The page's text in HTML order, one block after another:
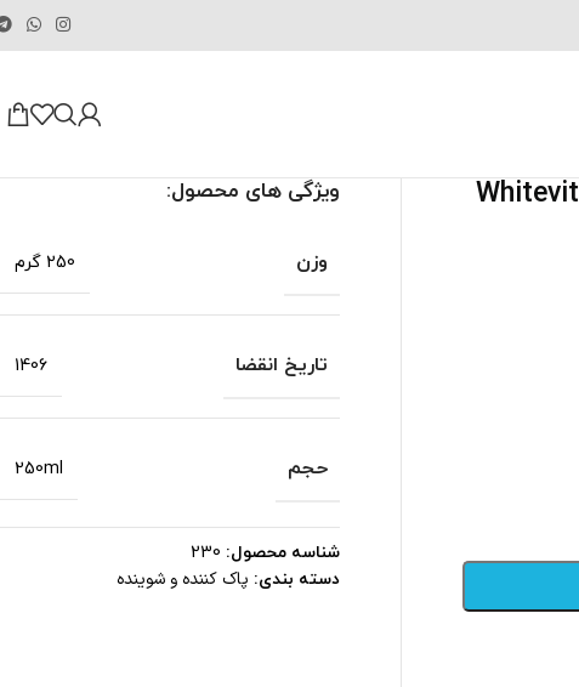
میسلار ضد لک و روشن کننده وایت ویت Whitevit ویژگی های محصول:
وزن 250 گرم
تاریخ انقضا 1406
حجم 250ml
شناسه محصول: 230
دسته بندی: پاک کننده و شوینده